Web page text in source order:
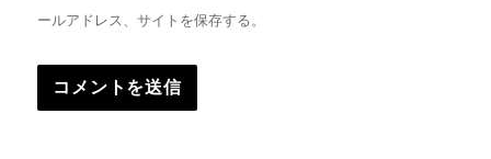
ールアドレス、サイトを保存する。